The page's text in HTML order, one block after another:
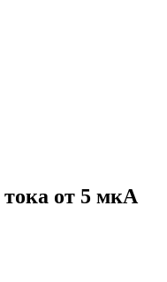
от 5 мкА